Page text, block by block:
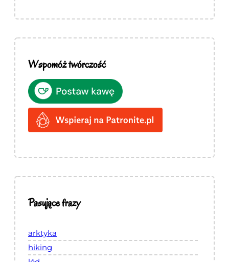
Wspomóż twórczość
Pasujące frazy
arktyka
hiking